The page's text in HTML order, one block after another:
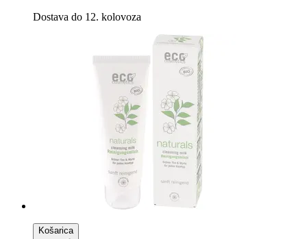
Dostava do 12. kolovoza
Košarica